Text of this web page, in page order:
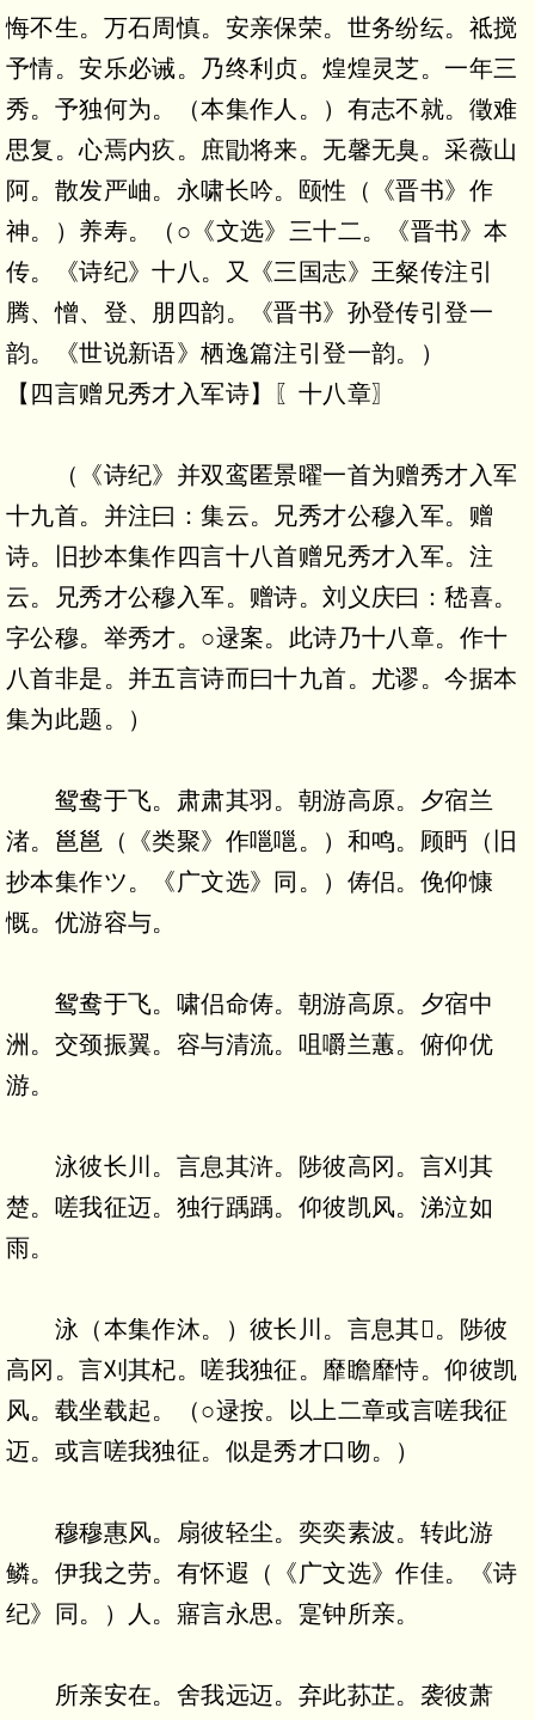
悔不生。万石周慎。安亲保荣。世务纷纭。祗搅
予情。安乐必诫。乃终利贞。煌煌灵芝。一年三
秀。予独何为。（本集作人。）有志不就。徵难
思复。心焉内疚。庶勖将来。无馨无臭。采薇山
阿。散发严岫。永啸长吟。颐性（《晋书》作
神。）养寿。（○《文选》三十二。《晋书》本
传。《诗纪》十八。又《三国志》王粲传注引
腾、憎、登、朋四韵。《晋书》孙登传引登一
韵。《世说新语》栖逸篇注引登一韵。）
【四言赠兄秀才入军诗】〖十八章〗
（《诗纪》并双鸾匿景曜一首为赠秀才入军
十九首。并注曰：集云。兄秀才公穆入军。赠
诗。旧抄本集作四言十八首赠兄秀才入军。注
云。兄秀才公穆入军。赠诗。刘义庆曰：嵇喜。
字公穆。举秀才。○逯案。此诗乃十八章。作十
八首非是。并五言诗而曰十九首。尤谬。今据本
集为此题。）
鸳鸯于飞。肃肃其羽。朝游高原。夕宿兰
渚。邕邕（《类聚》作嗈嗈。）和鸣。顾眄（旧
抄本集作ツ。《广文选》同。）俦侣。俛仰慷
慨。优游容与。
鸳鸯于飞。啸侣命俦。朝游高原。夕宿中
洲。交颈振翼。容与清流。咀嚼兰蕙。俯仰优
游。
泳彼长川。言息其浒。陟彼高冈。言刈其
楚。嗟我征迈。独行踽踽。仰彼凯风。涕泣如
雨。
泳（本集作沐。）彼长川。言息其。陟彼
高冈。言刈其杞。嗟我独征。靡瞻靡恃。仰彼凯
风。载坐载起。（○逯按。以上二章或言嗟我征
迈。或言嗟我独征。似是秀才口吻。）
穆穆惠风。扇彼轻尘。奕奕素波。转此游
鳞。伊我之劳。有怀遐（《广文选》作佳。《诗
纪》同。）人。寤言永思。寔钟所亲。
所亲安在。舍我远迈。弃此荪芷。袭彼萧